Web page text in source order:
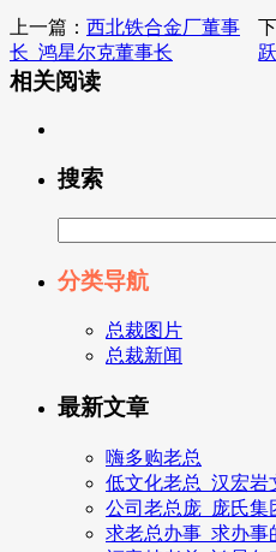
上一篇： 西北铁合金厂董事
长_鸿星尔克董事长
相关阅读
搜索
分类导航
总裁图片
总裁新闻
最新文章
嗨多购老总
低文化老总_汉宏岩
公司老总庞_庞氏集
求老总办事_求办事